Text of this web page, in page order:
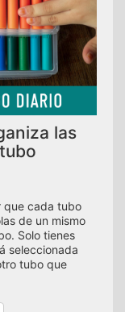
las
que cada tubo
de un mismo
Solo tienes
seleccionada
tubo que